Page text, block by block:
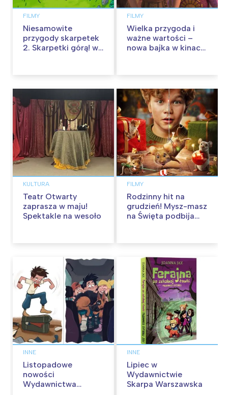
FILMY
Niesamowite
przygody skarpetek
2. Skarpetki górą! w
FILMY
Wielka przygoda i
ważne wartości –
nowa bajka w kinach
KULTURA
Teatr Otwarty
zaprasza w maju!
Spektakle na wesoło
FILMY
Rodzinny hit na
grudzień! Mysz-masz
na Święta podbija
INNE
Listopadowe
nowości
Wydawnictwa
INNE
Lipiec w
Wydawnictwie
Skarpa Warszawska